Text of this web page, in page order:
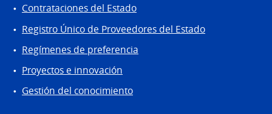
Contrataciones del Estado
Registro Único de Proveedores del Estado
Regímenes de preferencia
Proyectos e innovación
Gestión del conocimiento